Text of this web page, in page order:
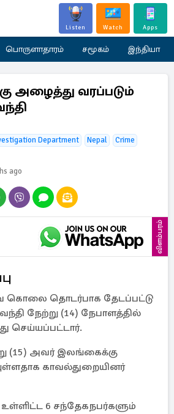
Listen Watch Apps
பொருளாதாரம் சமூகம் இந்தியா
அழைத்து வரப்படும்
Department
Nepal
Crime
ago
விளம்பரம்
தொடர்பாக தேடப்பட்டு
நேற்று (14) நேபாளத்தில்
செய்யப்பட்டார்.
(15) அவர் இலங்கைக்கு
காவல்துறையினர்
6 சந்தேகநபர்களும்